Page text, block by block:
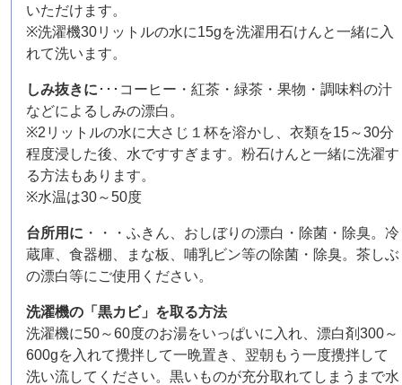
いただけます。
※洗濯機30リットルの水に15gを洗濯用石けんと一緒に入
れて洗います。
しみ抜きに ･･･コーヒー・紅茶・緑茶・果物・調味料の汁
などによるしみの漂白。
※2リットルの水に大さじ１杯を溶かし、衣類を15～30分
程度浸した後、水ですすぎます。粉石けんと一緒に洗濯す
る方法もあります。
※水温は30～50度
台所用に ・・・ふきん、おしぼりの漂白・除菌・除臭。冷
蔵庫、食器棚、まな板、哺乳ビン等の除菌・除臭。茶しぶ
の漂白等にご使用ください。
洗濯機の「黒カビ」を取る方法
洗濯機に50～60度のお湯をいっぱいに入れ、漂白剤300～
600gを入れて攪拌して一晩置き、翌朝もう一度攪拌して
洗い流してください。黒いものが充分取れてしまうまで水